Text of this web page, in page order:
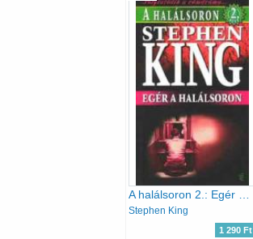
Stephen King
1 290 Ft